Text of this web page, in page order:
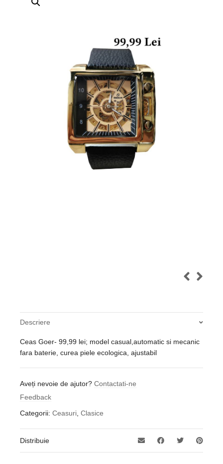
Descriere
Ceas Goer- 99,99 lei; model casual,automatic si mecanic
fara baterie, curea piele ecologica, ajustabil
Aveți nevoie de ajutor? Contactati-ne
Feedback
Categorii: Ceasuri Clasice
Distribuie